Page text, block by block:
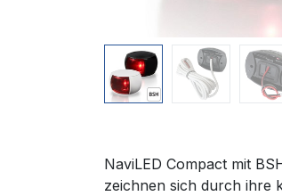
NaviLED Compact mit
zeichnen sich durch ihre